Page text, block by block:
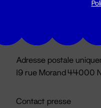
Du lundi au vendredi
Adresse postale
19 rue Morand 44000
Contact presse